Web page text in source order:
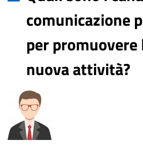
comunicazione
per promuovere
nuova attività?